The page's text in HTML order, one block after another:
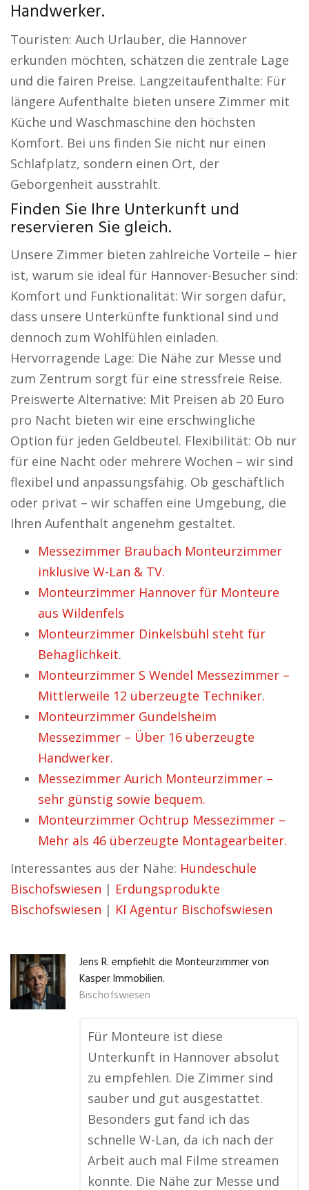
Handwerker.
Touristen: Auch Urlauber, die Hannover
erkunden möchten, schätzen die zentrale Lage
und die fairen Preise. Langzeitaufenthalte: Für
längere Aufenthalte bieten unsere Zimmer mit
Küche und Waschmaschine den höchsten
Komfort. Bei uns finden Sie nicht nur einen
Schlafplatz, sondern einen Ort, der
Geborgenheit ausstrahlt.
Finden Sie Ihre Unterkunft und
reservieren Sie gleich.
Unsere Zimmer bieten zahlreiche Vorteile – hier
ist, warum sie ideal für Hannover-Besucher sind:
Komfort und Funktionalität: Wir sorgen dafür,
dass unsere Unterkünfte funktional sind und
dennoch zum Wohlfühlen einladen.
Hervorragende Lage: Die Nähe zur Messe und
zum Zentrum sorgt für eine stressfreie Reise.
Preiswerte Alternative: Mit Preisen ab 20 Euro
pro Nacht bieten wir eine erschwingliche
Option für jeden Geldbeutel. Flexibilität: Ob nur
für eine Nacht oder mehrere Wochen – wir sind
flexibel und anpassungsfähig. Ob geschäftlich
oder privat – wir schaffen eine Umgebung, die
Ihren Aufenthalt angenehm gestaltet.
Messezimmer Braubach Monteurzimmer
inklusive W-Lan & TV.
Monteurzimmer Hannover für Monteure
aus Wildenfels
Monteurzimmer Dinkelsbühl steht für
Behaglichkeit.
Monteurzimmer S Wendel Messezimmer –
Mittlerweile 12 überzeugte Techniker.
Monteurzimmer Gundelsheim
Messezimmer – Über 16 überzeugte
Handwerker.
Messezimmer Aurich Monteurzimmer –
sehr günstig sowie bequem.
Monteurzimmer Ochtrup Messezimmer –
Mehr als 46 überzeugte Montagearbeiter.
Interessantes aus der Nähe: Hundeschule
Bischofswiesen | Erdungsprodukte
Bischofswiesen | KI Agentur Bischofswiesen
Jens R. empfiehlt die Monteurzimmer von
Kasper Immobilien.
Bischofswiesen
Für Monteure ist diese
Unterkunft in Hannover absolut
zu empfehlen. Die Zimmer sind
sauber und gut ausgestattet.
Besonders gut fand ich das
schnelle W-Lan, da ich nach der
Arbeit auch mal Filme streamen
konnte. Die Nähe zur Messe und